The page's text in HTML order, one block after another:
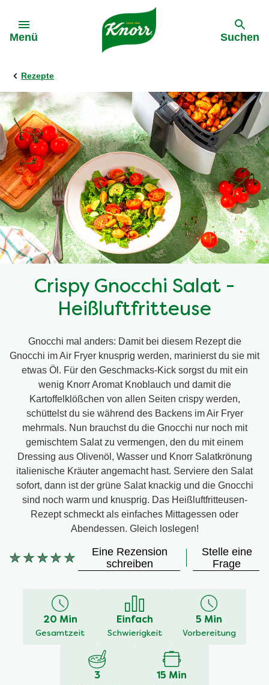
Menü Suchen
Rezepte
Crispy Gnocchi Salat -
Heißluftfritteuse
Gnocchi mal anders: Damit bei diesem Rezept die
Gnocchi im Air Fryer knusprig werden, marinierst du sie mit
etwas Öl. Für den Geschmacks-Kick sorgst du mit ein
wenig Knorr Aromat Knoblauch und damit die
Kartoffelklößchen von allen Seiten crispy werden,
schüttelst du sie während des Backens im Air Fryer
mehrmals. Nun brauchst du die Gnocchi nur noch mit
gemischtem Salat zu vermengen, den du mit einem
Dressing aus Olivenöl, Wasser und Knorr Salatkrönung
italienische Kräuter angemacht hast. Serviere den Salat
sofort, dann ist der grüne Salat knackig und die Gnocchi
sind noch warm und knusprig. Das Heißluftfritteusen-
Rezept schmeckt als einfaches Mittagessen oder
Abendessen. Gleich loslegen!
Keine
recipe
Eine Rezension
schreiben
Stelle eine
Frage
20 Min
Gesamtzeit
Einfach
Schwierigkeit
5 Min
Vorbereitung
3 15 Min